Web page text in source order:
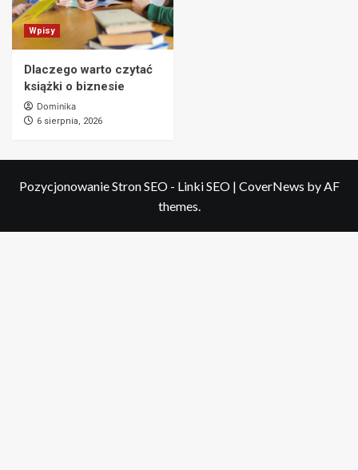
Wpisy
Dlaczego warto czytać
książki o biznesie
Dominika
6 sierpnia, 2026
Pozycjonowanie Stron SEO - Linki SEO | CoverNews by AF
themes.